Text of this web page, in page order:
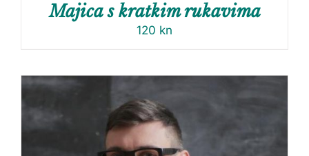
Majica s kratkim rukavima
120 kn